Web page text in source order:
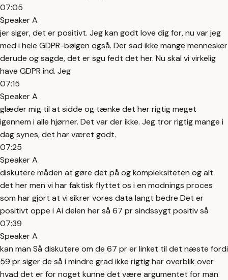
07:05
Speaker A
jer siger, det er positivt. Jeg kan godt love dig for, nu var jeg
med i hele GDPR-bølgen også. Der sad ikke mange mennesker
derude og sagde, det er sgu fedt det her. Nu skal vi virkelig
have GDPR ind. Jeg
07:15
Speaker A
glæder mig til at sidde og tænke det her rigtig meget
igennem i alle hjørner. Det var der ikke. Jeg tror rigtig mange i
dag synes, det har været godt.
07:25
Speaker A
diskutere måden at gøre det på og kompleksiteten og alt
det her men vi har faktisk flyttet os i en modnings proces
som har gjort at vi sikrer vores data langt bedre Det er
positivt oppe i Ai delen her så 67 pr sindssygt positiv så
07:39
Speaker A
kan man Så diskutere om de 67 pr er linket til det næste fordi
59 pr siger de så i mindre grad ikke rigtig har overblik over
hvad det er for noget kunne det være argumentet for man